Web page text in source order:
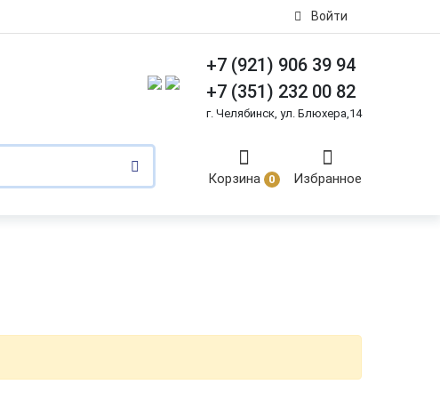
Войти
+7 (921) 906 39 94
+7 (351) 232 00 82
г. Челябинск, ул. Блюхера,14
Корзина 0 Избранное